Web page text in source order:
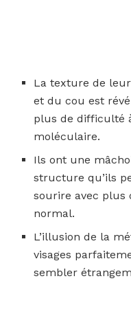
La texture de
et du cou est
plus de difficulté
moléculaire.
Ils ont une
structure qu’ils
sourire avec plus
normal.
L’illusion de la
visages
sembler